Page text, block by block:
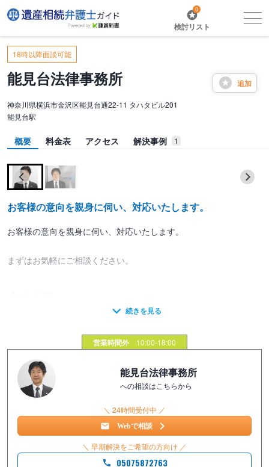
0
検討リスト
18時以降面談可能
追加
能見台法律事務所
神奈川県横浜市金沢区能見台通22-11 タハタビル201
能見台駅
概要 料金表 アクセス 解決事例 1
お客様の意向を親身に伺い、対応いたします。
お客様の意向を親身に伺い、対応いたします。
まずはお気軽にご相談ください。
・遺言書作成：11万円～
ります。）
営業時間外 10:00-18:00
能見台法律事務所
への相談はこちらから
＼ 24時間受付中 ／
Webで相談
＼ 早期解決をご希望の方向け ／
05075872763